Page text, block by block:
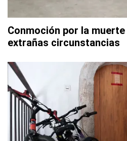
Conmoción por la
extrañas circunstancias